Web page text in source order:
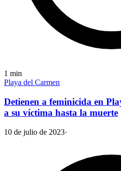
1 min
Playa del Carmen
Detienen a feminicida en
a su víctima hasta la muerte
10 de julio de 2023·